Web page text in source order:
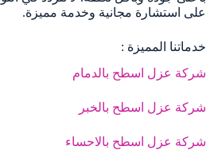
على استشارة مجانية وخدمة مميزة.
خدماتنا المميزة :
شركة عزل اسطح بالدمام
شركة عزل اسطح بالخبر
شركة عزل اسطح بالاحساء